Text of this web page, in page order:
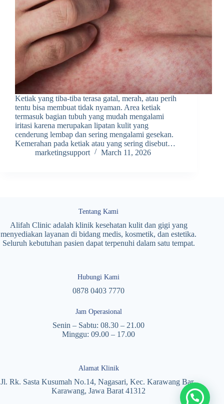
Ketiak yang tiba-tiba terasa gatal, merah, atau perih
tentu bisa membuat tidak nyaman. Area ketiak
termasuk bagian tubuh yang mudah mengalami
iritasi karena merupakan lipatan kulit yang
cenderung lembap dan sering mengalami gesekan.
Kemerahan pada ketiak atau yang sering disebut…
marketingsupport
March 11, 2026
Tentang Kami
Alifah Clinic adalah klinik kesehatan kulit dan gigi yang
menyediakan layanan di bidang medis, kosmetik, dan estetika.
Seluruh kebutuhan pasien dapat terpenuhi dalam satu tempat.
Hubungi Kami
0878 0403 7770
Jam Operasional
Senin – Sabtu: 08.30 – 21.00
Minggu: 09.00 – 17.00
Alamat Klinik
Jl. Rk. Sasta Kusumah No.14, Nagasari, Kec. Karawang Bar.,
Karawang, Jawa Barat 41312